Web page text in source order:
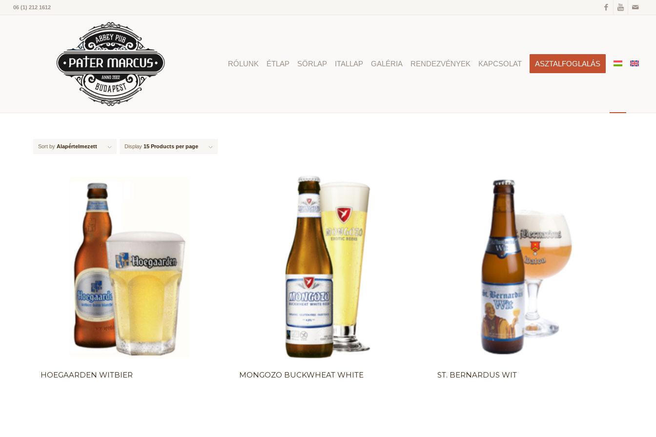
06 (1) 212 1612
RÓLUNK ÉTLAP SÖRLAP ITALLAP GALÉRIA RENDEZVÉNYEK KAPCSOLAT ASZTALFOGLALÁS
Sort by Alapértelmezett Display 15 Products per page
HOEGAARDEN WITBIER MONGOZO BUCKWHEAT WHITE ST. BERNARDUS WIT